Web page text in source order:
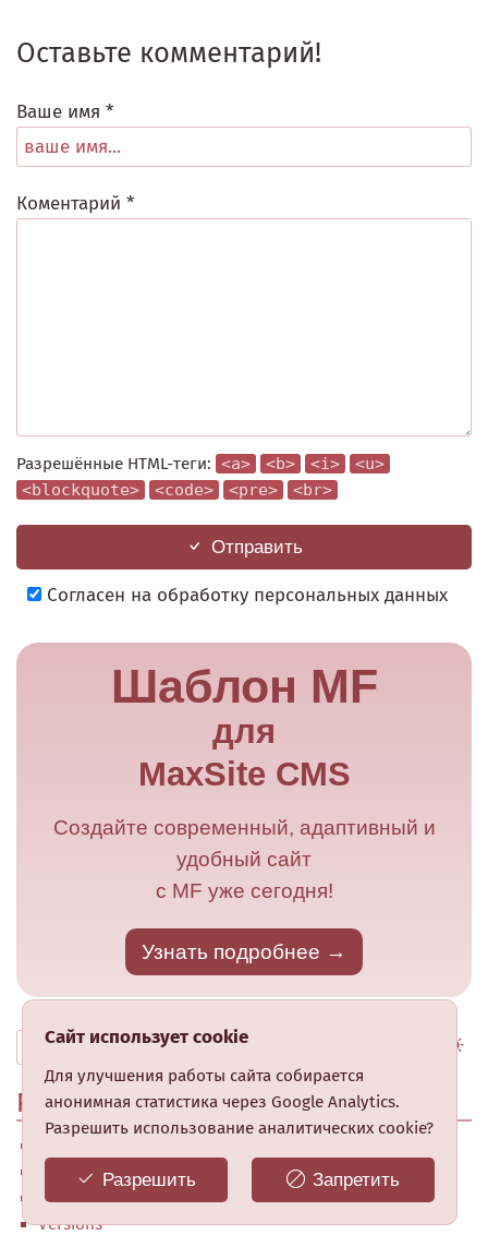
Оставьте комментарий!
Ваше имя *
Коментарий *
Разрешённые HTML-теги: <a> <b> <i>
<u>
<blockquote>
<code> <pre> <br>
Отправить
Согласен на обработку персональных данных
Шаблон MF
для
MaxSite CMS
Создайте современный, адаптивный и
удобный сайт
с MF уже сегодня!
Узнать подробнее
Рубрики
Roadmap
Versions
Сайт использует cookie
Для улучшения работы сайта собирается
анонимная статистика через Google Analytics.
Разрешить использование аналитических cookie?
Разрешить Запретить